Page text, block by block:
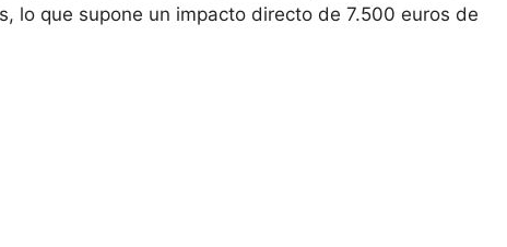
lo que supone un impacto directo de 7.500 euros de